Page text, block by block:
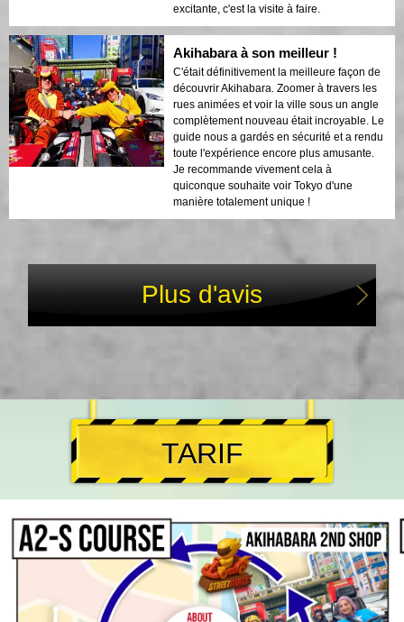
excitante, c'est la visite à faire.
Akihabara à son meilleur !
C'était définitivement la meilleure façon de
découvrir Akihabara. Zoomer à travers les
rues animées et voir la ville sous un angle
complètement nouveau était incroyable. Le
guide nous a gardés en sécurité et a rendu
toute l'expérience encore plus amusante.
Je recommande vivement cela à
quiconque souhaite voir Tokyo d'une
manière totalement unique !
Plus d'avis
TARIF